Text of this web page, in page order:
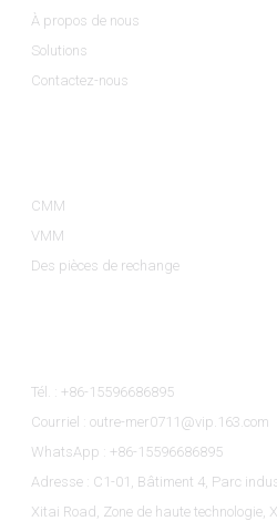
À propos de nous
Solutions
Contactez-nous
CMM
VMM
Des pièces de rechange
Tél. : +86-15596686895
Courriel : outre-mer0711@vip.163.com
WhatsApp : +86-15596686895
Adresse : C1-01, Bâtiment 4, Parc
Xitai Road, Zone de haute technologie,